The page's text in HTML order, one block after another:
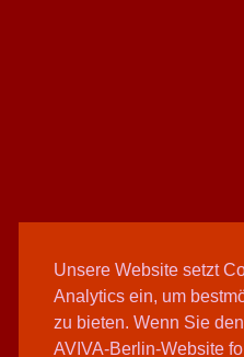
Unsere Website setzt
Analytics ein, um
zu bieten. Wenn Sie
AVIVA-Berlin-Website